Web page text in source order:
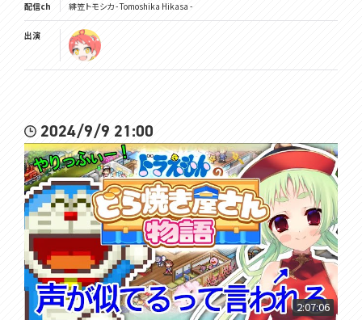
配信ch 緋笠トモシカ - Tomoshika Hikasa -
出演
2024/9/9 21:00
2:07:06